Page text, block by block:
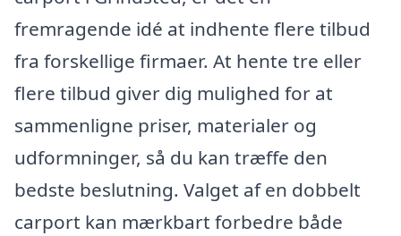
fremragende idé at indhente flere tilbud
fra forskellige firmaer. At hente tre eller
flere tilbud giver dig mulighed for at
sammenligne priser, materialer og
udformninger, så du kan træffe den
bedste beslutning. Valget af en dobbelt
carport kan mærkbart forbedre både